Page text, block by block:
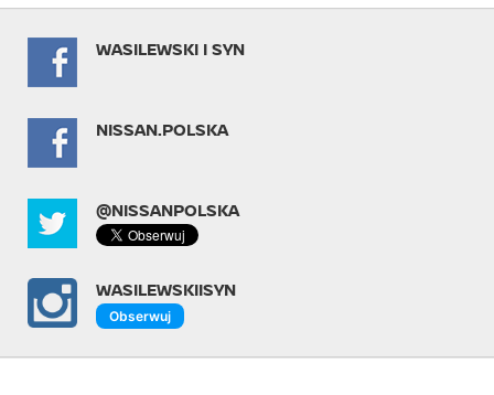
WASILEWSKI I SYN
NISSAN.POLSKA
@NISSANPOLSKA
WASILEWSKIISYN
Obserwuj